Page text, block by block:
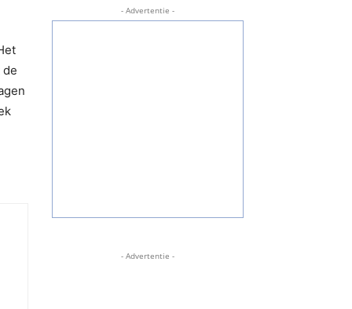
de
- Advertentie -
- Advertentie -